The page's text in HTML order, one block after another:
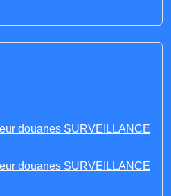
douanes SURVEILLANCE
douanes SURVEILLANCE